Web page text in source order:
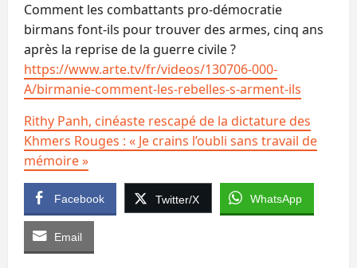
Comment les combattants pro-démocratie
birmans font-ils pour trouver des armes, cinq ans
après la reprise de la guerre civile ?
https://www.arte.tv/fr/videos/130706-000-
A/birmanie-comment-les-rebelles-s-arment-ils
Rithy Panh, cinéaste rescapé de la dictature des
Khmers Rouges : « Je crains l’oubli sans travail de
mémoire »
Facebook Twitter/X WhatsApp
Email